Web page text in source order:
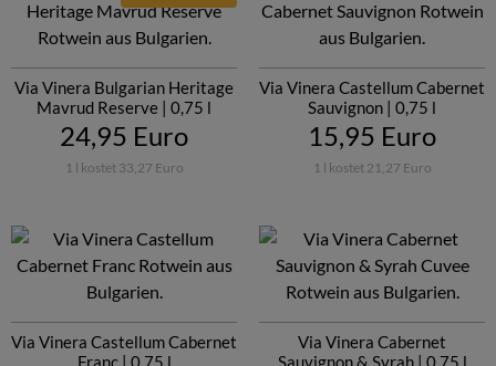
Via Vinera Bulgarian Heritage
Mavrud Reserve | 0,75 l
24,95 Euro
1 l kostet 33,27 Euro
Via Vinera Castellum Cabernet
Sauvignon | 0,75 l
15,95 Euro
1 l kostet 21,27 Euro
Via Vinera Castellum Cabernet
Franc | 0,75 l
Via Vinera Cabernet
Sauvignon & Syrah | 0,75 l